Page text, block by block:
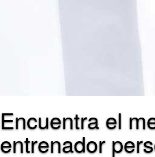
Encuentra el
entrenador